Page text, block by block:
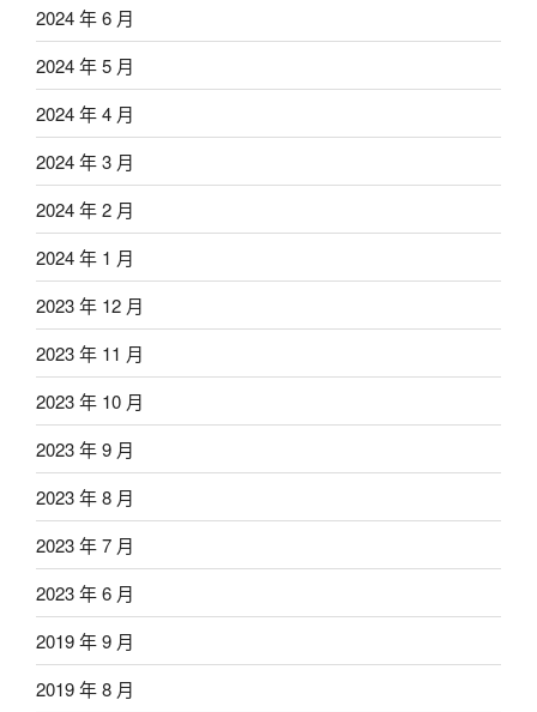
2024 年 6 月
2024 年 5 月
2024 年 4 月
2024 年 3 月
2024 年 2 月
2024 年 1 月
2023 年 12 月
2023 年 11 月
2023 年 10 月
2023 年 9 月
2023 年 8 月
2023 年 7 月
2023 年 6 月
2019 年 9 月
2019 年 8 月